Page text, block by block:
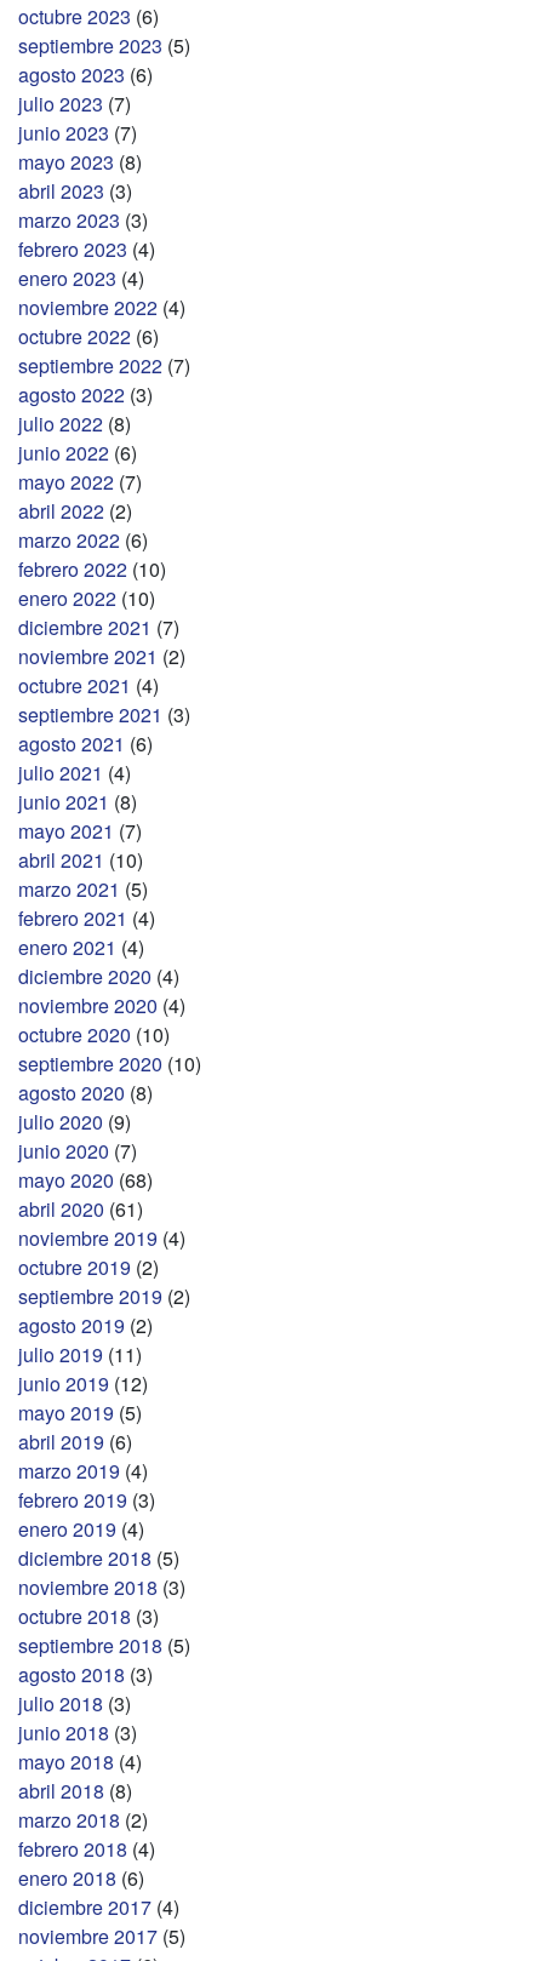
octubre 2023 (6)
septiembre 2023 (5)
agosto 2023 (6)
julio 2023 (7)
junio 2023 (7)
mayo 2023 (8)
abril 2023 (3)
marzo 2023 (3)
febrero 2023 (4)
enero 2023 (4)
noviembre 2022 (4)
octubre 2022 (6)
septiembre 2022 (7)
agosto 2022 (3)
julio 2022 (8)
junio 2022 (6)
mayo 2022 (7)
abril 2022 (2)
marzo 2022 (6)
febrero 2022 (10)
enero 2022 (10)
diciembre 2021 (7)
noviembre 2021 (2)
octubre 2021 (4)
septiembre 2021 (3)
agosto 2021 (6)
julio 2021 (4)
junio 2021 (8)
mayo 2021 (7)
abril 2021 (10)
marzo 2021 (5)
febrero 2021 (4)
enero 2021 (4)
diciembre 2020 (4)
noviembre 2020 (4)
octubre 2020 (10)
septiembre 2020 (10)
agosto 2020 (8)
julio 2020 (9)
junio 2020 (7)
mayo 2020 (68)
abril 2020 (61)
noviembre 2019 (4)
octubre 2019 (2)
septiembre 2019 (2)
agosto 2019 (2)
julio 2019 (11)
junio 2019 (12)
mayo 2019 (5)
abril 2019 (6)
marzo 2019 (4)
febrero 2019 (3)
enero 2019 (4)
diciembre 2018 (5)
noviembre 2018 (3)
octubre 2018 (3)
septiembre 2018 (5)
agosto 2018 (3)
julio 2018 (3)
junio 2018 (3)
mayo 2018 (4)
abril 2018 (8)
marzo 2018 (2)
febrero 2018 (4)
enero 2018 (6)
diciembre 2017 (4)
noviembre 2017 (5)